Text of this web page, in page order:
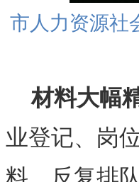
市人力资源社
材料大幅
业登记、岗